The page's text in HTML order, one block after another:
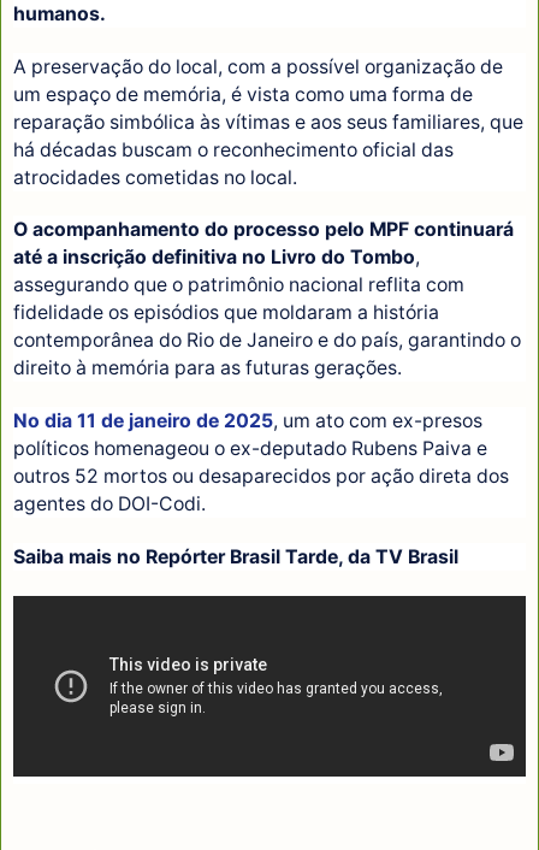
humanos.
A preservação do local, com a possível organização de
um espaço de memória, é vista como uma forma de
reparação simbólica às vítimas e aos seus familiares, que
há décadas buscam o reconhecimento oficial das
atrocidades cometidas no local.
O acompanhamento do processo pelo MPF continuará
até a inscrição definitiva no Livro do Tombo,
assegurando que o patrimônio nacional reflita com
fidelidade os episódios que moldaram a história
contemporânea do Rio de Janeiro e do país, garantindo o
direito à memória para as futuras gerações.
No dia 11 de janeiro de 2025, um ato com ex-presos
políticos homenageou o ex-deputado Rubens Paiva e
outros 52 mortos ou desaparecidos por ação direta dos
agentes do DOI-Codi.
Saiba mais no Repórter Brasil Tarde, da TV Brasil